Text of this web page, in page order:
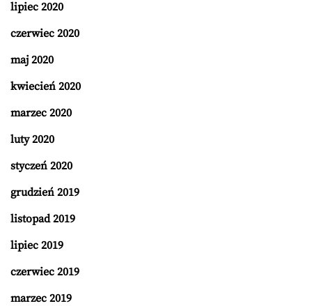
lipiec 2020
czerwiec 2020
maj 2020
kwiecień 2020
marzec 2020
luty 2020
styczeń 2020
grudzień 2019
listopad 2019
lipiec 2019
czerwiec 2019
marzec 2019